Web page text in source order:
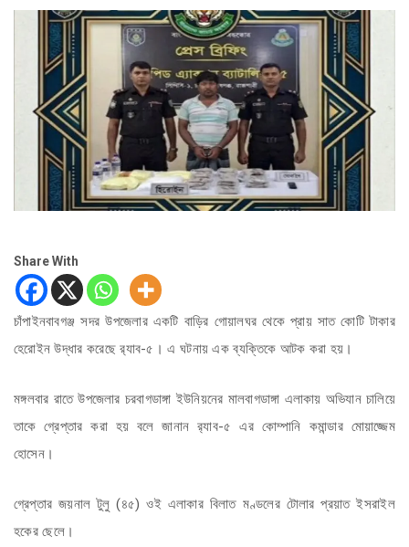
Share With
চাঁপাইনবাবগঞ্জ সদর উপজেলার একটি বাড়ির গোয়ালঘর থেকে প্রায় সাত কোটি টাকার
হেরোইন উদ্ধার করেছে র‌্যাব-৫। এ ঘটনায় এক ব্যক্তিকে আটক করা হয়।
মঙ্গলবার রাতে উপজেলার চরবাগডাঙ্গা ইউনিয়নের মালবাগডাঙ্গা এলাকায় অভিযান চালিয়ে
তাকে গ্রেপ্তার করা হয় বলে জানান র‌্যাব-৫ এর কোম্পানি কমান্ডার মোয়াজ্জেম
হোসেন।
গ্রেপ্তার জয়নাল টুলু (৪৫) ওই এলাকার বিলাত মণ্ডলের টোলার প্রয়াত ইসরাইল
হকের ছেলে।